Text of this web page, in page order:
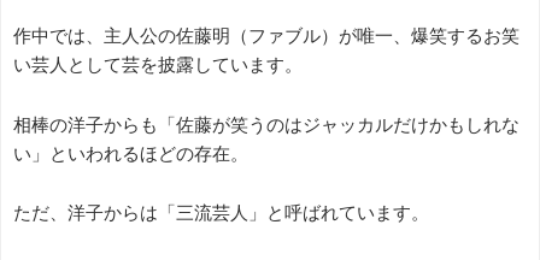
作中では、主人公の佐藤明（ファブル）が唯一、爆笑するお笑
い芸人として芸を披露しています。
相棒の洋子からも「佐藤が笑うのはジャッカルだけかもしれな
い」といわれるほどの存在。
ただ、洋子からは「三流芸人」と呼ばれています。